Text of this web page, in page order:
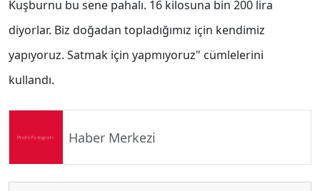
Kuşburnu bu sene pahalı. 16 kilosuna bin 200 lira
diyorlar. Biz doğadan topladığımız için kendimiz
yapıyoruz. Satmak için yapmıyoruz" cümlelerini
kullandı.
Haber Merkezi